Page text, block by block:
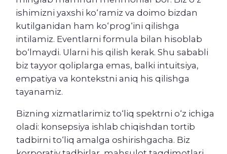
tadbirni to‘liq amalga oshirishgacha. Biz
korporativ tadbirlar, mahsulot taqdimotlari,
konferensiyalar, ko‘rgazmalar va boshqa
ko‘plab formatlarni tashkil qilamiz.
Biz kreativlikni qadrlaymiz, shu bilan birga
muddatlar va byudjetlarni ham hurmat
qilamiz. Biz doimo yangi g‘oyalarga ochiqmiz
va eng jasur loyihalar ustida ishlashga
tayyormiz. Smart Events — bu tajriba,
professionallik va o‘z ishiga muhabbat. Biz
siz bilan birga his qilamiz — va uni yengilroq,
iliqroq, chuqurroq qilamiz.